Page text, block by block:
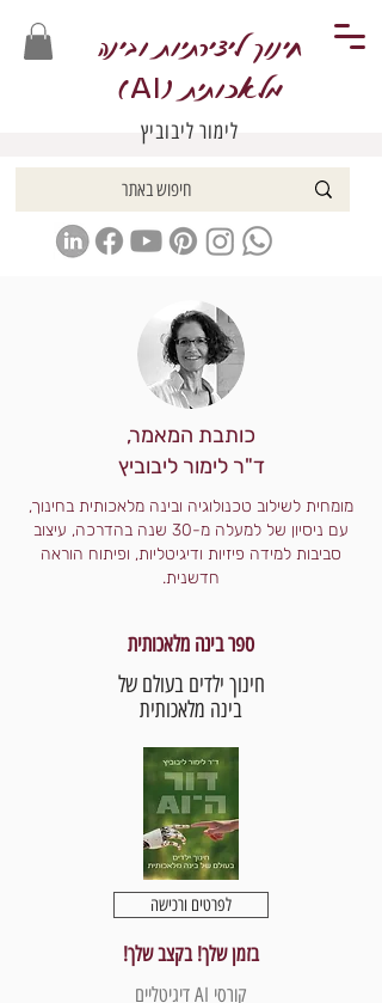
חינוך ליצירתיות ובינה
מלאכותית (AI
)
לימור ליבוביץ
כותבת המאמר,
ד"ר לימור ליבוביץ
מומחית לשילוב טכנולוגיה ובינה מלאכותית בחינוך,
עם ניסיון של למעלה מ-30 שנה בהדרכה, עיצוב
סביבות למידה פיזיות ודיגיטליות, ופיתוח הוראה
חדשנית.
ספר בינה מלאכותית
חינוך ילדים בעולם של
בינה מלאכותית
לפרטים ורכישה
בזמן שלך! בקצב שלך!
קורסי AI דיגיטליים